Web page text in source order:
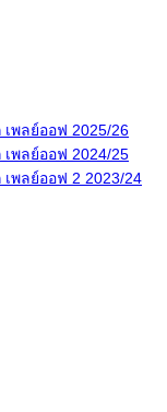
พลย์ออฟ 2025/26
พลย์ออฟ 2024/25
พลย์ออฟ 2 2023/24